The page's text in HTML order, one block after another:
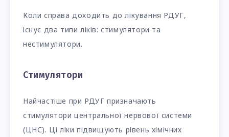
Коли справа доходить до лікування РДУГ,
існує два типи ліків: стимулятори та
нестимулятори.
Стимулятори
Найчастіше при РДУГ призначають
стимулятори центральної нервової системи
(ЦНС). Ці ліки підвищують рівень хімічних